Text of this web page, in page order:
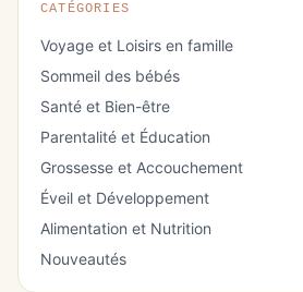
CATÉGORIES
Voyage et Loisirs en famille
Sommeil des bébés
Santé et Bien-être
Parentalité et Éducation
Grossesse et Accouchement
Éveil et Développement
Alimentation et Nutrition
Nouveautés